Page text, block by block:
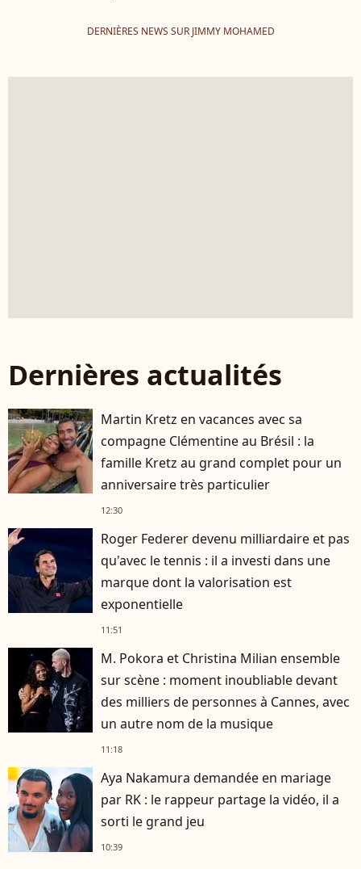
DERNIÈRES NEWS SUR JIMMY MOHAMED
Dernières actualités
Martin Kretz en vacances avec sa
compagne Clémentine au Brésil : la
famille Kretz au grand complet pour un
anniversaire très particulier
12:30
Roger Federer devenu milliardaire et pas
qu'avec le tennis : il a investi dans une
marque dont la valorisation est
exponentielle
11:51
M. Pokora et Christina Milian ensemble
sur scène : moment inoubliable devant
des milliers de personnes à Cannes, avec
un autre nom de la musique
11:18
Aya Nakamura demandée en mariage
par RK : le rappeur partage la vidéo, il a
sorti le grand jeu
10:39